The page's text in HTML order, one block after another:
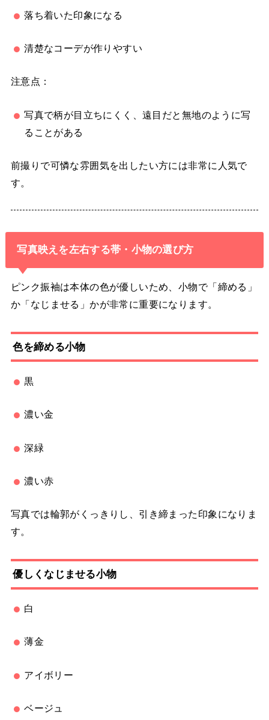
落ち着いた印象になる
清楚なコーデが作りやすい
注意点：
写真で柄が目立ちにくく、遠目だと無地のように写
ることがある
前撮りで可憐な雰囲気を出したい方には非常に人気で
す。
写真映えを左右する帯・小物の選び方
ピンク振袖は本体の色が優しいため、小物で「締める」
か「なじませる」かが非常に重要になります。
色を締める小物
黒
濃い金
深緑
濃い赤
写真では輪郭がくっきりし、引き締まった印象になりま
す。
優しくなじませる小物
白
薄金
アイボリー
ベージュ